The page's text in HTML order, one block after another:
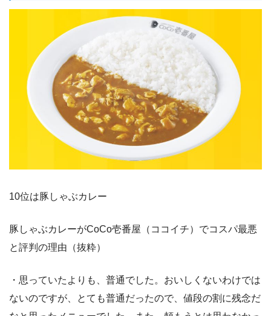
10位は豚しゃぶカレー
豚しゃぶカレーがCoCo壱番屋（ココイチ）でコスパ最悪
と評判の理由（抜粋）
・思っていたよりも、普通でした。おいしくないわけでは
ないのですが、とても普通だったので、値段の割に残念だ